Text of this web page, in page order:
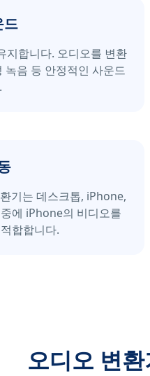
드
지합니다. 오디오를 변환
녹음 등 안정적인 사운드
기는 데스크톱, iPhone,
에 iPhone의 비디오를
합합니다.
오디오 변